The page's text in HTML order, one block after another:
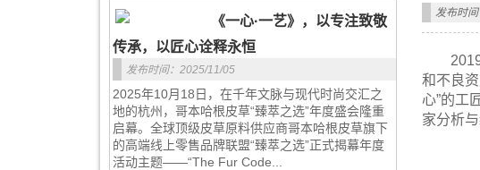
《一心·一艺》，以专注致敬
传承，以匠心诠释永恒
发布时间：2025/11/05
2025年10月18日，在千年文脉与现代时尚交汇之
地的杭州，哥本哈根皮草“臻萃之选”年度盛会隆重
启幕。全球顶级皮草原料供应商哥本哈根皮草旗下
的高端线上零售品牌联盟“臻萃之选”正式揭幕年度
活动主题——“The Fur Code...
发布时
和不良
心”的工
家分析与